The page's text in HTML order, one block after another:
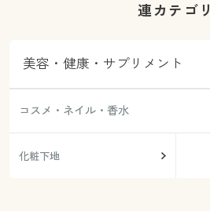
連カテゴリ
美容・健康・サプリメント
コスメ・ネイル・香水
化粧下地